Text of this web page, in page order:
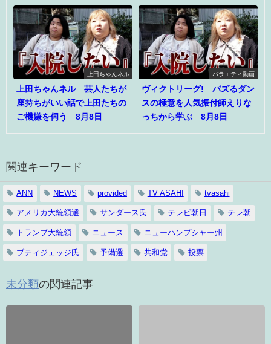
上田ちゃんネル
上田ちゃんネル 芸人たちが
座持ちがいい話で上田たちの
ご機嫌を伺う 8月8日
バラエティ動画
ヴィクトリーグ! バズるダン
スの極意を人気振付師えりな
っちから学ぶ 8月8日
関連キーワード
ANN NEWS provided TV ASAHI tvasahi
アメリカ大統領選 サンダース氏 テレビ朝日 テレ朝
トランプ大統領 ニュース ニューハンプシャー州
ブティジェッジ氏 予備選 共和党 投票
未分類の関連記事